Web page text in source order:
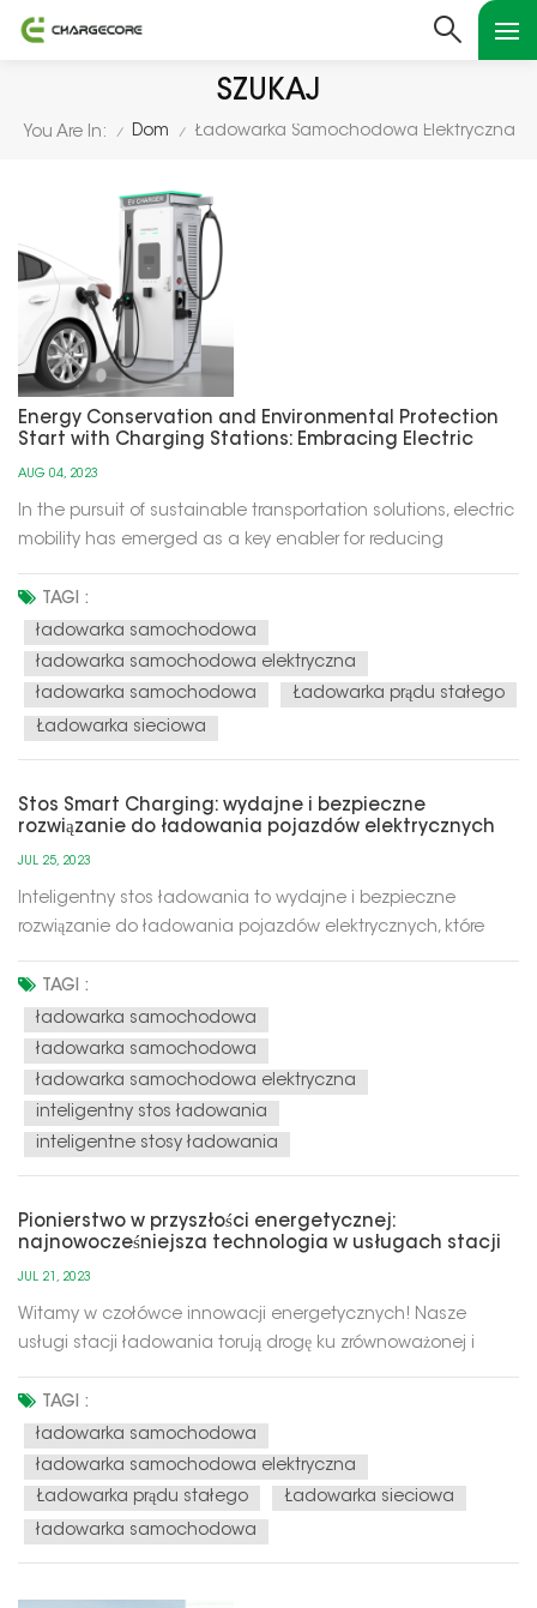
SZUKAJ
You Are In: / Dom / Ładowarka Samochodowa Elektryczna
Energy Conservation and Environmental Protection
Start with Charging Stations: Embracing Electric
AUG 04, 2023
In the pursuit of sustainable transportation solutions, electric
mobility has emerged as a key enabler for reducing
conservation. At the heart of this eco-friendly revolution are
electric vehicles (EVs), powered by electricity instead of fossil
fuels. Th...
TAGI :
ładowarka samochodowa
ładowarka samochodowa elektryczna
ładowarka samochodowa
Ładowarka prądu stałego
Ładowarka sieciowa
Stos Smart Charging: wydajne i bezpieczne
rozwiązanie do ładowania pojazdów elektrycznych
JUL 25, 2023
Inteligentny stos ładowania to wydajne i bezpieczne
rozwiązanie do ładowania pojazdów elektrycznych, które
pojazdów elektrycznych i może zoptymalizować ładowanie
dzięki inteligentnej technologii w celu poprawy efektywności
energetycznej. Oto niektóre z...
TAGI :
ładowarka samochodowa
ładowarka samochodowa
ładowarka samochodowa elektryczna
inteligentny stos ładowania
inteligentne stosy ładowania
Pionierstwo w przyszłości energetycznej:
najnowocześniejsza technologia w usługach stacji
JUL 21, 2023
Witamy w czołówce innowacji energetycznych! Nasze
usługi stacji ładowania torują drogę ku zrównoważonej i
najnowocześniejszej technologii na nowo definiujemy
sposób ładowania pojazdów elektrycznych, dając Ci
pewność prowadzenia i wywierania pozytywnego wpły...
TAGI :
ładowarka samochodowa
ładowarka samochodowa elektryczna
Ładowarka prądu stałego
Ładowarka sieciowa
ładowarka samochodowa